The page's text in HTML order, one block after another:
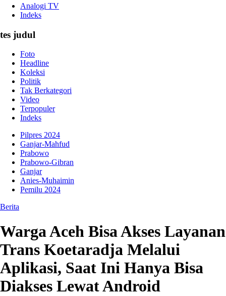
Analogi TV
Indeks
tes judul
Foto
Headline
Koleksi
Politik
Tak Berkategori
Video
Terpopuler
Indeks
Pilpres 2024
Ganjar-Mahfud
Prabowo
Prabowo-Gibran
Ganjar
Anies-Muhaimin
Pemilu 2024
Berita
Warga Aceh Bisa Akses Layanan
Trans Koetaradja Melalui
Aplikasi, Saat Ini Hanya Bisa
Diakses Lewat Android